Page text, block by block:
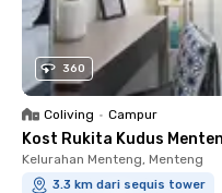
360
Coliving • Campur
Kost Rukita Kudus
Kelurahan Menteng, Menteng
3.3 km dari sequis tower